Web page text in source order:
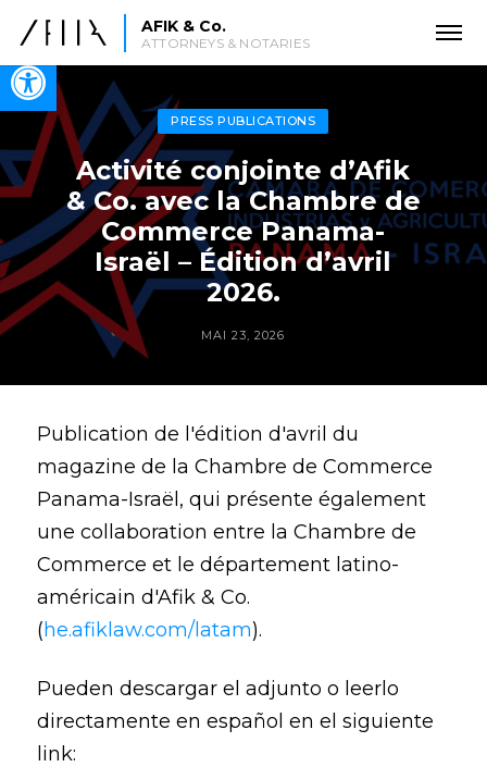
Open toolbar
AFIK & Co.
ATTORNEYS & NOTARIES
PRESS PUBLICATIONS
Activité conjointe d’Afik
& Co. avec la Chambre de
Commerce Panama-
Israël – Édition d’avril
2026.
MAI 23, 2026
Publication de l'édition d'avril du
magazine de la Chambre de Commerce
Panama-Israël, qui présente également
une collaboration entre la Chambre de
Commerce et le département latino-
américain d'Afik & Co.
(he.afiklaw.com/latam).
Pueden descargar el adjunto o leerlo
directamente en español en el siguiente
link: